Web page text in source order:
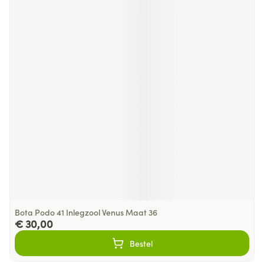
Bota Podo 41 Inlegzool Venus Maat 36
€ 30,00
Bestel